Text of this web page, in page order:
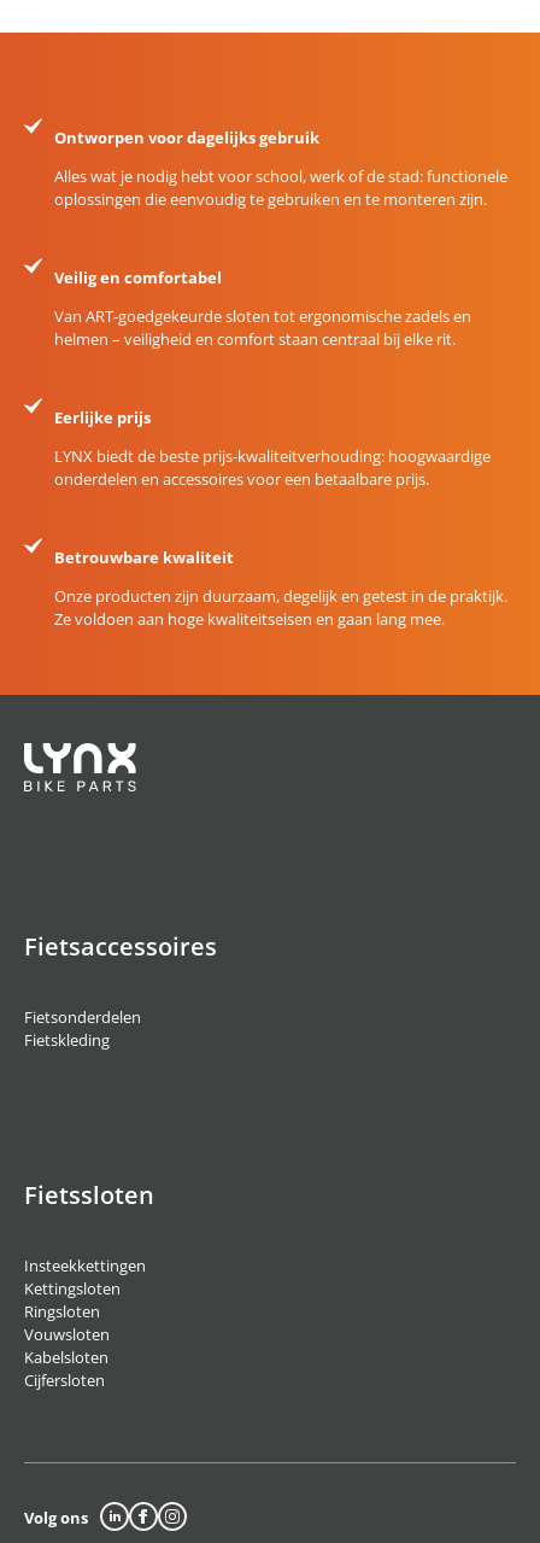
Ontworpen voor dagelijks gebruik
Alles wat je nodig hebt voor school, werk of de stad: functionele
oplossingen die eenvoudig te gebruiken en te monteren zijn.
Veilig en comfortabel
Van ART-goedgekeurde sloten tot ergonomische zadels en
helmen – veiligheid en comfort staan centraal bij elke rit.
Eerlijke prijs
LYNX biedt de beste prijs-kwaliteitverhouding: hoogwaardige
onderdelen en accessoires voor een betaalbare prijs.
Betrouwbare kwaliteit
Onze producten zijn duurzaam, degelijk en getest in de praktijk.
Ze voldoen aan hoge kwaliteitseisen en gaan lang mee.
Fietsaccessoires
Fietsonderdelen
Fietskleding
Fietssloten
Insteekkettingen
Kettingsloten
Ringsloten
Vouwsloten
Kabelsloten
Cijfersloten
Volg ons